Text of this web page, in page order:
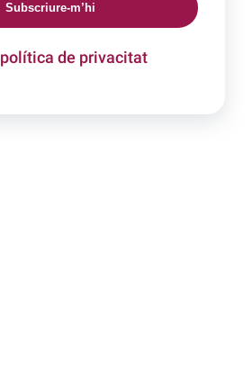
Subscriure-m’hi
política de privacitat